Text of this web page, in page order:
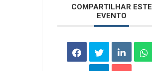
COMPARTILHAR ESTE
EVENTO